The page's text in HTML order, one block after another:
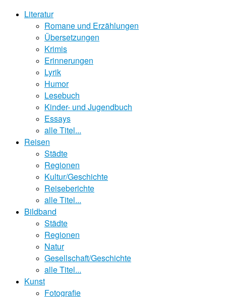
Literatur
Romane und Erzählungen
Übersetzungen
Krimis
Erinnerungen
Lyrik
Humor
Lesebuch
Kinder- und Jugendbuch
Essays
alle Titel...
Reisen
Städte
Regionen
Kultur/Geschichte
Reiseberichte
alle Titel...
Bildband
Städte
Regionen
Natur
Gesellschaft/Geschichte
alle Titel...
Kunst
Fotografie